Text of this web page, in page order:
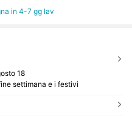
in 4-7 gg lav
18
settimana e i festivi